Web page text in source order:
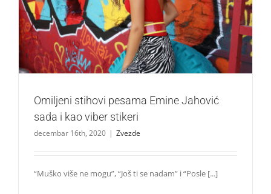
Omiljeni stihovi pesama Emine Jahović sada i kao viber
stikeri
Zvezde
Omiljeni stihovi pesama Emine Jahović
sada i kao viber stikeri
decembar 16th, 2020 | Zvezde
“Muško više ne mogu”, “Još ti se nadam” i “Posle [...]